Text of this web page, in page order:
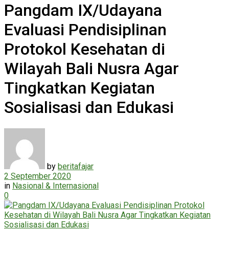
Pangdam IX/Udayana
Evaluasi Pendisiplinan
Protokol Kesehatan di
Wilayah Bali Nusra Agar
Tingkatkan Kegiatan
Sosialisasi dan Edukasi
by beritafajar
2 September 2020
in Nasional & Internasional
0